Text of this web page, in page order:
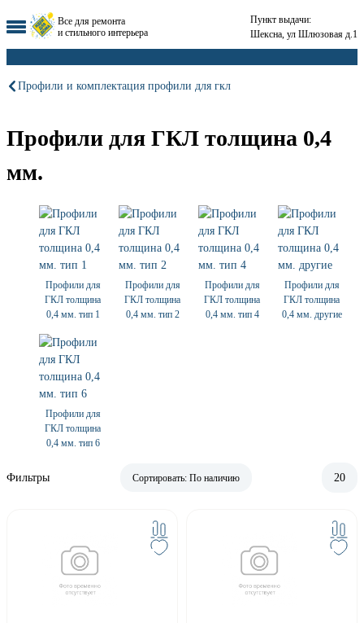
Все для ремонта
и стильного интерьера
Пункт выдачи:
Шексна, ул Шлюзовая д.1
Профили и комплектация профили для гкл
Профили для ГКЛ толщина 0,4
мм.
Профили для
ГКЛ толщина
0,4 мм. тип 1
Профили для
ГКЛ толщина
0,4 мм. тип 2
Профили для
ГКЛ толщина
0,4 мм. тип 4
Профили для
ГКЛ толщина
0,4 мм. другие
Профили для
ГКЛ толщина
0,4 мм. тип 6
Фильтры Сортировать: По наличию 20